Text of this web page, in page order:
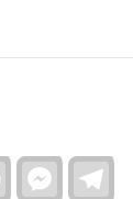
WhatsAppFacebook
Messenger